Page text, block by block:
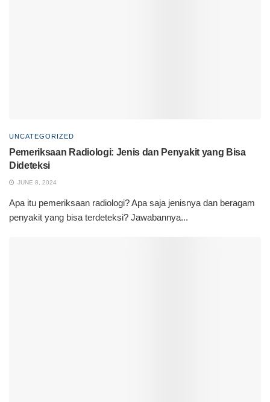
UNCATEGORIZED
Pemeriksaan Radiologi: Jenis dan Penyakit yang Bisa
Dideteksi
JUNE 8, 2024
Apa itu pemeriksaan radiologi? Apa saja jenisnya dan beragam
penyakit yang bisa terdeteksi? Jawabannya...